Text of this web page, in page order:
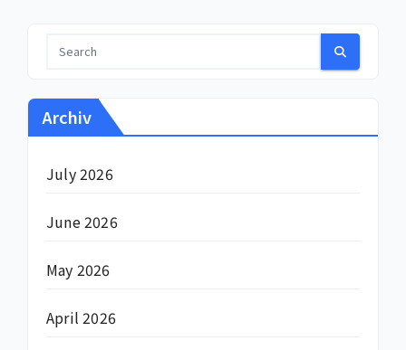
Archiv
July 2026
June 2026
May 2026
April 2026